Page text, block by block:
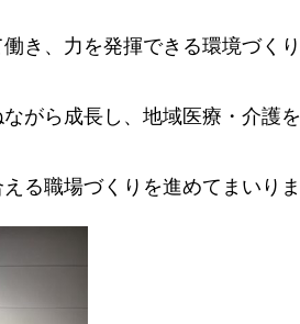
き、力を発揮できる環境づく
がら成長し、地域医療・介護
る職場づくりを進めてまいりま